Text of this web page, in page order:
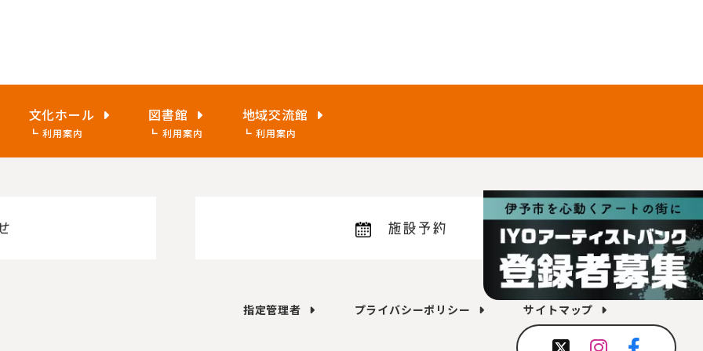
文化ホール
利用案内
図書館
利用案内
地域交流館
利用案内
施設予約
指定管理者 プライバシーポリシー サイトマップ